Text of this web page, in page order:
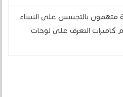
متهمون بالتجسس على النساء
كاميرات التعرف على لوحات